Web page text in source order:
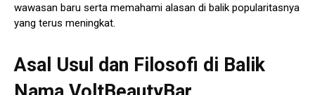
wawasan baru serta memahami alasan di balik popularitasnya
yang terus meningkat.
Asal Usul dan Filosofi di Balik